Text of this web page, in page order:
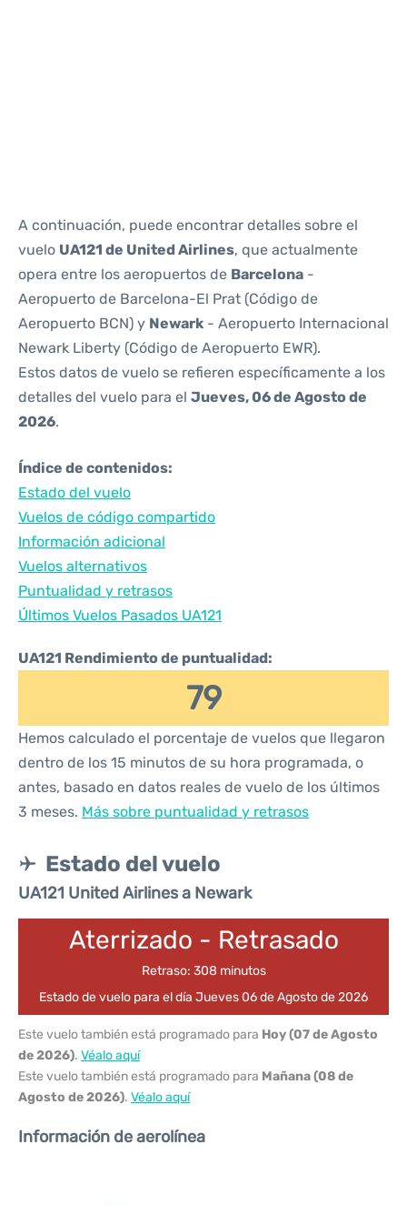
A continuación, puede encontrar detalles sobre el
vuelo UA121 de United Airlines, que actualmente
opera entre los aeropuertos de Barcelona -
Aeropuerto de Barcelona-El Prat (Código de
Aeropuerto BCN) y Newark - Aeropuerto Internacional
Newark Liberty (Código de Aeropuerto EWR).
Estos datos de vuelo se refieren específicamente a los
detalles del vuelo para el Jueves, 06 de Agosto de
2026.
Índice de contenidos:
Estado del vuelo
Vuelos de código compartido
Información adicional
Vuelos alternativos
Puntualidad y retrasos
Últimos Vuelos Pasados UA121
UA121 Rendimiento de puntualidad:
79
Hemos calculado el porcentaje de vuelos que llegaron
dentro de los 15 minutos de su hora programada, o
antes, basado en datos reales de vuelo de los últimos
3 meses. Más sobre puntualidad y retrasos
Estado del vuelo
UA121 United Airlines a Newark
Aterrizado - Retrasado
Retraso: 308 minutos
Estado de vuelo para el día Jueves 06 de Agosto de 2026
Este vuelo también está programado para Hoy (07 de Agosto
de 2026). Véalo aquí
Este vuelo también está programado para Mañana (08 de
Agosto de 2026). Véalo aquí
Información de aerolínea